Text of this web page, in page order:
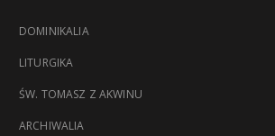
DOMINIKALIA
LITURGIKA
ŚW. TOMASZ Z AKWINU
ARCHIWALIA